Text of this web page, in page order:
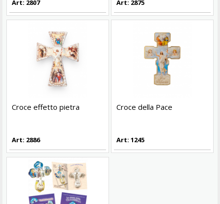
Art: 2807 Art: 2875
Croce effetto pietra
Art: 2886
Croce della Pace
Art: 1245